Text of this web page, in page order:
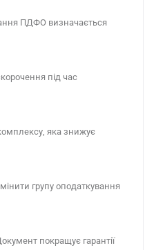
ПДФО визначається
під час
яка знижує
групу оподаткування
покращує гарантії